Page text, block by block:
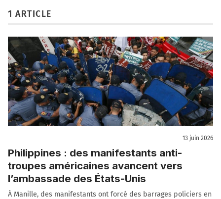
1 ARTICLE
13 juin 2026
Philippines : des manifestants anti-
troupes américaines avancent vers
l’ambassade des États-Unis
À Manille, des manifestants ont forcé des barrages policiers en